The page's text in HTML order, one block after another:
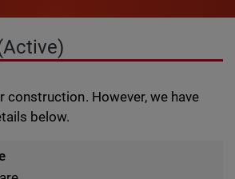
construction. However, we have
below.